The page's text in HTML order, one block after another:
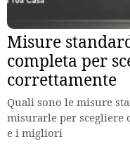
Misure
completa per
correttamente
Quali sono le misure
misurarle per scegliere
e i migliori